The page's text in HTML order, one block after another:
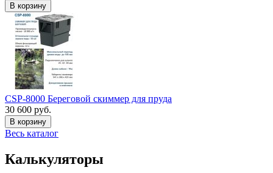
В корзину
CSP-8000 Береговой скиммер для пруда
30 600 руб.
В корзину
Весь каталог
Калькуляторы